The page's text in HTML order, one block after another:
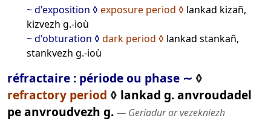
~ d'exposition
exposure period
lankad kizañ,
kizvezh g.-ioù
~ d'obturation
dark period
lankad stankañ,
stankvezh g.-ioù
réfractaire : période ou phase ∼ ◊
refractory period ◊ lankad g. anvroudadel
pe anvroudvezh g. ― Geriadur ar vezekniezh